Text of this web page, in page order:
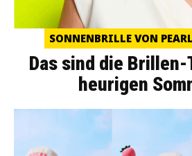
SONNENBRILLE VON
Das sind die
heurigen